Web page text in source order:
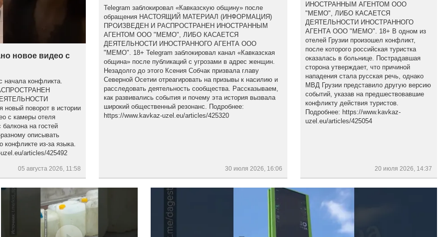
новое видео с
начала конфликта.
поворот в истории
с камеры отеля
на гостей
описывать
из-за языка.
articles/425492
05 августа 2026, 11:58
Telegram заблокировал «Кавказскую общину» после
обращения НАСТОЯЩИЙ МАТЕРИАЛ (ИНФОРМАЦИЯ)
ПРОИЗВЕДЕН И РАСПРОСТРАНЕН ИНОСТРАННЫМ
АГЕНТОМ ООО "МЕМО", ЛИБО КАСАЕТСЯ
ДЕЯТЕЛЬНОСТИ ИНОСТРАННОГО АГЕНТА ООО
"МЕМО". 18+ Telegram заблокировал канал «Кавказская
община» после публикаций с угрозами в адрес женщин.
Незадолго до этого Ксения Собчак призвала главу
Северной Осетии отреагировать на призывы к насилию и
расследовать деятельность сообщества. Рассказываем,
как развивались события и почему эта история вызвала
широкий общественный резонанс. Подробнее:
https://www.kavkaz-uzel.eu/articles/425320
30 июля 2026, 16:06
ИНОСТРАННЫМ АГЕНТОМ ООО
"МЕМО", ЛИБО КАСАЕТСЯ
ДЕЯТЕЛЬНОСТИ ИНОСТРАННОГО
АГЕНТА ООО "МЕМО". 18+ В одном из
отелей Грузии произошел конфликт,
после которого российская туристка
оказалась в больнице. Пострадавшая
сторона утверждает, что причиной
нападения стала русская речь, однако
МВД Грузии представило другую версию
событий, указав на предшествовавшие
конфликту действия туристов.
Подробнее: https://www.kavkaz-
uzel.eu/articles/425054
20 июля 2026, 14:37